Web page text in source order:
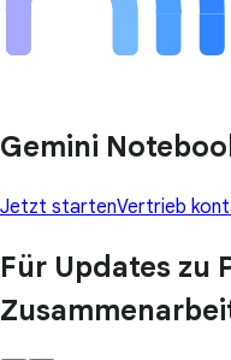
Gemini
Jetzt startenVertrieb
Für Updates zu